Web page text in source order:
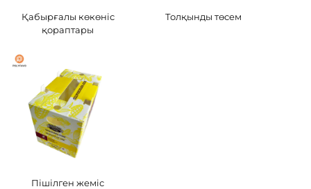
Қабырғалы көкөніс
қораптары
Толқынды төсем
Пішілген жеміс